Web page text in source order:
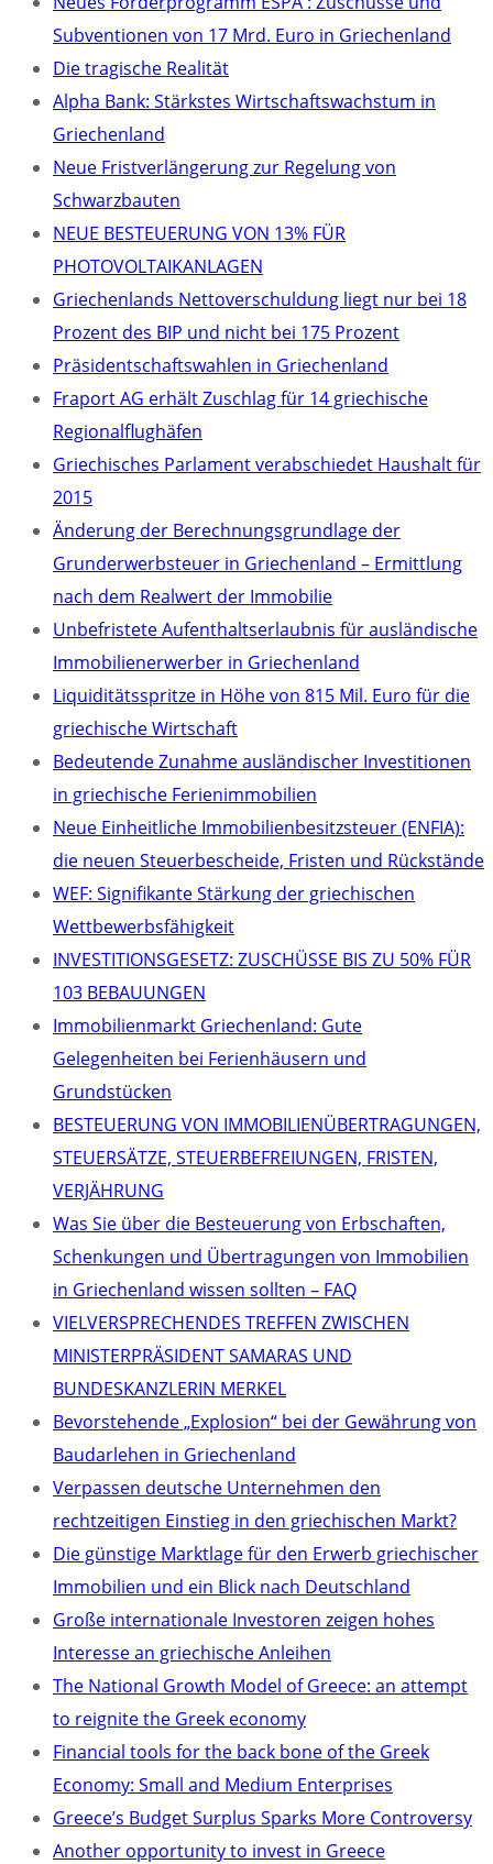
Subventionen von 17 Mrd. Euro in Griechenland
Die tragische Realität
Alpha Bank: Stärkstes Wirtschaftswachstum in
Griechenland
Neue Fristverlängerung zur Regelung von
Schwarzbauten
NEUE BESTEUERUNG VON 13% FÜR
PHOTOVOLTAIKANLAGEN
Griechenlands Nettoverschuldung liegt nur bei 18
Prozent des BIP und nicht bei 175 Prozent
Präsidentschaftswahlen in Griechenland
Fraport AG erhält Zuschlag für 14 griechische
Regionalflughäfen
Griechisches Parlament verabschiedet Haushalt für
2015
Änderung der Berechnungsgrundlage der
Grunderwerbsteuer in Griechenland – Ermittlung
nach dem Realwert der Immobilie
Unbefristete Aufenthaltserlaubnis für ausländische
Immobilienerwerber in Griechenland
Liquiditätsspritze in Höhe von 815 Mil. Euro für die
griechische Wirtschaft
Bedeutende Zunahme ausländischer Investitionen
in griechische Ferienimmobilien
Neue Einheitliche Immobilienbesitzsteuer (ENFIA):
die neuen Steuerbescheide, Fristen und Rückstände
WEF: Signifikante Stärkung der griechischen
Wettbewerbsfähigkeit
INVESTITIONSGESETZ: ZUSCHÜSSE BIS ZU 50% FÜR
103 BEBAUUNGEN
Immobilienmarkt Griechenland: Gute
Gelegenheiten bei Ferienhäusern und
Grundstücken
BESTEUERUNG VON IMMOBILIENÜBERTRAGUNGEN,
STEUERSÄTZE, STEUERBEFREIUNGEN, FRISTEN,
VERJÄHRUNG
Was Sie über die Besteuerung von Erbschaften,
Schenkungen und Übertragungen von Immobilien
in Griechenland wissen sollten – FAQ
VIELVERSPRECHENDES TREFFEN ZWISCHEN
MINISTERPRÄSIDENT SAMARAS UND
BUNDESKANZLERIN MERKEL
Bevorstehende „Explosion“ bei der Gewährung von
Baudarlehen in Griechenland
Verpassen deutsche Unternehmen den
rechtzeitigen Einstieg in den griechischen Markt?
Die günstige Marktlage für den Erwerb griechischer
Immobilien und ein Blick nach Deutschland
Große internationale Investoren zeigen hohes
Interesse an griechische Anleihen
The National Growth Model of Greece: an attempt
to reignite the Greek economy
Financial tools for the back bone of the Greek
Economy: Small and Medium Enterprises
Greece’s Budget Surplus Sparks More Controversy
Another opportunity to invest in Greece